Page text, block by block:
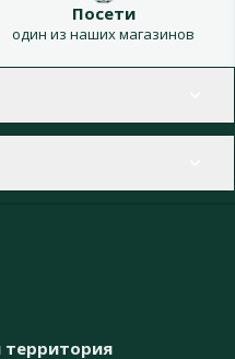
Посети
один из наших магазинов
территория